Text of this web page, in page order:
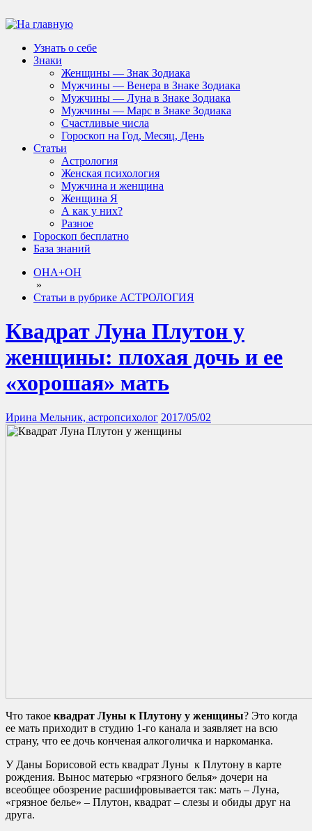
Узнать о себе
Знаки
Женщины — Знак Зодиака
Мужчины — Венера в Знаке Зодиака
Мужчины — Луна в Знаке Зодиака
Мужчины — Марс в Знаке Зодиака
Счастливые числа
Гороскоп на Год, Месяц, День
Статьи
Астрология
Женская психология
Мужчина и женщина
Женщина Я
А как у них?
Разное
Гороскоп бесплатно
База знаний
ОНА+ОН
»
Статьи в рубрике АСТРОЛОГИЯ
Квадрат Луна Плутон у
женщины: плохая дочь и ее
«хорошая» мать
Ирина Мельник, астропсихолог 2017/05/02
Что такое квадрат Луны к Плутону у женщины? Это когда
ее мать приходит в студию 1-го канала и заявляет на всю
страну, что ее дочь конченая алкоголичка и наркоманка.
У Даны Борисовой есть квадрат Луны к Плутону в карте
рождения. Вынос матерью «грязного белья» дочери на
всеобщее обозрение расшифровывается так: мать – Луна,
«грязное белье» – Плутон, квадрат – слезы и обиды друг на
друга.